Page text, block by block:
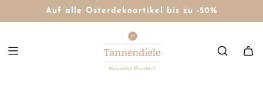
Auf alle Osterdekoartikel bis zu -50%